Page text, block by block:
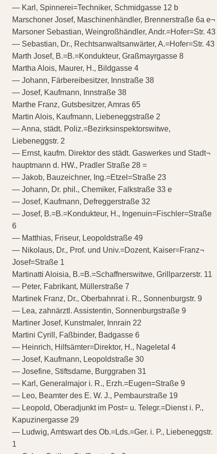
— Karl, Spinnerei=Techniker, Schmidgasse 12 b
Marschoner Josef, Maschinenhändler, Brennerstraße 6a e¬
Marsoner Sebastian, Weingroßhändler, Andr.=Hofer=Str. 43
— Sebastian, Dr., Rechtsanwaltsanwärter, A.=Hofer=Str. 43
Marth Josef, B.=B.=Kondukteur, Graßmayrgasse 8
Martha Alois, Maurer, H., Bildgasse 4
— Johann, Färbereibesitzer, Innstraße 38
— Josef, Kaufmann, Innstraße 38
Marthe Franz, Gutsbesitzer, Amras 65
Martin Alois, Kaufmann, Liebeneggstraße 2
— Anna, städt. Poliz.=Bezirksinspektorswitwe,
Liebeneggstr. 2
— Ernst, kaufm. Direktor des städt. Gaswerkes und Stadt¬
hauptmann d. HW., Pradler Straße 28 =
— Jakob, Bauzeichner, Ing.=Etzel=Straße 23
— Johann, Dr. phil., Chemiker, Falkstraße 33 e
— Josef, Kaufmann, Defreggerstraße 32
— Josef, B.=B.=Kondukteur, H., Ingenuin=Fischler=Straße
6
— Matthias, Friseur, Leopoldstraße 49
— Nikolaus, Dr., Prof. und Univ.=Dozent, Kaiser=Franz¬
Josef=Straße 1
Martinatti Aloisia, B.=B.=Schaffnerswitwe, Grillparzerstr. 11
— Peter, Fabrikant, Müllerstraße 7
Martinek Franz, Dr., Oberbahnrat i. R., Sonnenburgstr. 9
— Lea, zahnärztl. Assistentin, Sonnenburgstraße 9
Martiner Josef, Kunstmaler, Innrain 22
Martini Cyrill, Faßbinder, Badgasse 6
— Heinrich, Hilfsämter=Direktor, H., Nageletal 4
— Josef, Kaufmann, Leopoldstraße 30
— Josefine, Stiftsdame, Burggraben 31
— Karl, Generalmajor i. R., Erzh.=Eugen=Straße 9
— Leo, Beamter des E. W. J., Pembaurstraße 19
— Leopold, Oberadjunkt im Post= u. Telegr.=Dienst i. P.,
Kapuzinergasse 29
— Ludwig, Amtswart des Ob.=Lds.=Ger. i. P., Liebeneggstr.
1